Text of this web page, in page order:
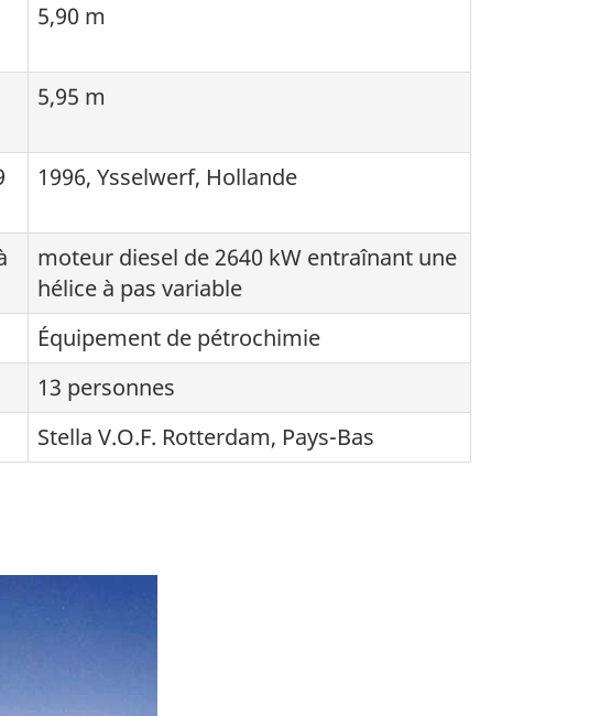
5,90 m
5,95 m
1996, Ysselwerf, Hollande
moteur diesel de 2640 kW entraînant une
hélice à pas variable
Équipement de pétrochimie
13 personnes
Stella V.O.F. Rotterdam, Pays-Bas